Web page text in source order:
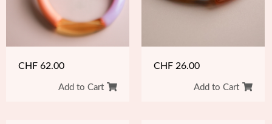
CHF 62.00
Add to Cart
CHF 26.00
Add to Cart